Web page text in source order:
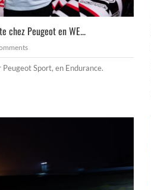
chez Peugeot en WE...
Peugeot Sport, en Endurance.